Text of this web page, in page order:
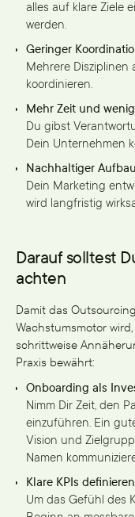
alles auf klare Ziele
werden.
Geringer
Mehrere Disziplinen
koordinieren.
Mehr Zeit und
Du gibst
Dein Unternehmen
Nachhaltiger
Dein Marketing
wird langfristig
Darauf solltest
achten
Damit das
Wachstumsmotor
schrittweise
Praxis bewährt:
Onboarding als
Nimm Dir Zeit, den
einzuführen. Ein
Vision und
Namen
Klare KPIs definieren
Um das Gefühl des